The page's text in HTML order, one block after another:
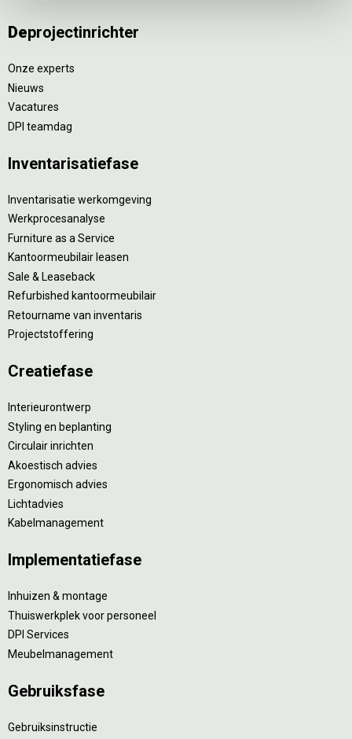
Deprojectinrichter
Onze experts
Nieuws
Vacatures
DPI teamdag
Inventarisatiefase
Inventarisatie werkomgeving
Werkprocesanalyse
Furniture as a Service
Kantoormeubilair leasen
Sale & Leaseback
Refurbished kantoormeubilair
Retourname van inventaris
Projectstoffering
Creatiefase
Interieurontwerp
Styling en beplanting
Circulair inrichten
Akoestisch advies
Ergonomisch advies
Lichtadvies
Kabelmanagement
Implementatiefase
Inhuizen & montage
Thuiswerkplek voor personeel
DPI Services
Meubelmanagement
Gebruiksfase
Gebruiksinstructie